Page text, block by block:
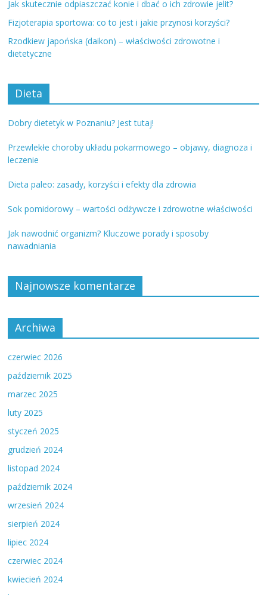
Jak skutecznie odpiaszczać konie i dbać o ich zdrowie jelit?
Fizjoterapia sportowa: co to jest i jakie przynosi korzyści?
Rzodkiew japońska (daikon) – właściwości zdrowotne i
dietetyczne
Dieta
Dobry dietetyk w Poznaniu? Jest tutaj!
Przewlekłe choroby układu pokarmowego – objawy, diagnoza i
leczenie
Dieta paleo: zasady, korzyści i efekty dla zdrowia
Sok pomidorowy – wartości odżywcze i zdrowotne właściwości
Jak nawodnić organizm? Kluczowe porady i sposoby
nawadniania
Najnowsze komentarze
Archiwa
czerwiec 2026
październik 2025
marzec 2025
luty 2025
styczeń 2025
grudzień 2024
listopad 2024
październik 2024
wrzesień 2024
sierpień 2024
lipiec 2024
czerwiec 2024
kwiecień 2024